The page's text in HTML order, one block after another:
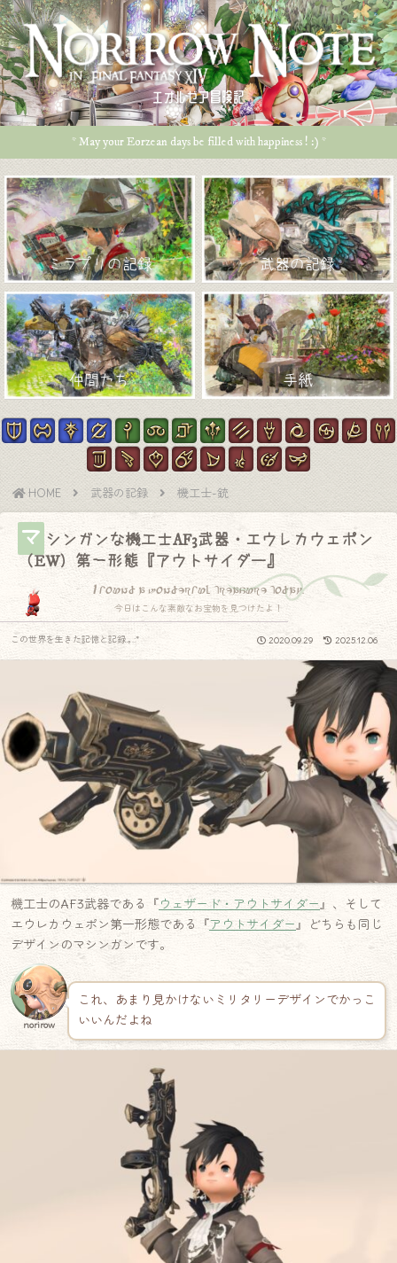
エオルゼア冒険記
* May your Eorzean days be filled with happiness ! :) *
ミラプリの記録 武器の記録
仲間たち 手紙
HOME 武器の記録 機工士-銃
マ シンガンな機工士AF3武器・エウレカウェポン
（EW）第一形態『アウトサイダー』
I found a wonderful treasure today.
今日はこんな素敵なお宝物を見つけたよ！
2020.09.29 2025.12.06
この世界を生きた記憶と記録.｡.:*
機工士のAF3武器である『ウェザード・アウトサイダー』、そして
エウレカウェポン第一形態である『アウトサイダー』どちらも同じ
デザインのマシンガンです。
norirow
これ、あまり見かけないミリタリーデザインでかっこ
いいんだよね